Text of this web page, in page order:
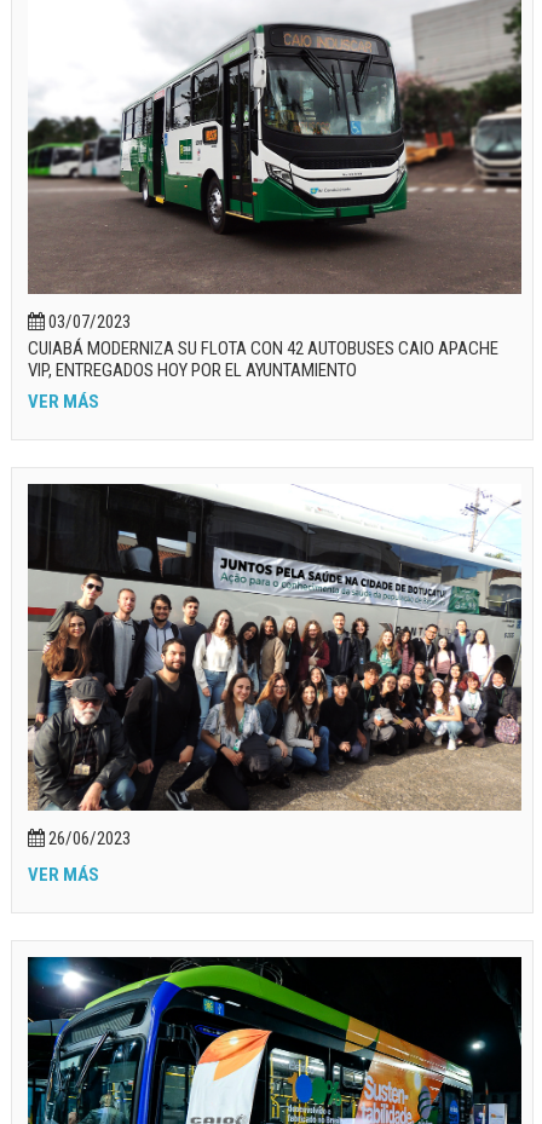
03/07/2023
CUIABÁ MODERNIZA SU FLOTA CON 42 AUTOBUSES CAIO APACHE
VIP, ENTREGADOS HOY POR EL AYUNTAMIENTO
VER MÁS
26/06/2023
VER MÁS